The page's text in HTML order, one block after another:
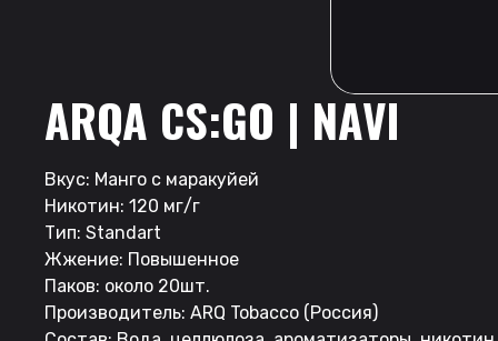
ARQA CS:GO | NAVI
Вкус: Манго с маракуйей
Никотин: 120 мг/г
Тип: Standart
Жжение: Повышенное
Паков: около 20шт.
Производитель: ARQ Tobacco (Россия)